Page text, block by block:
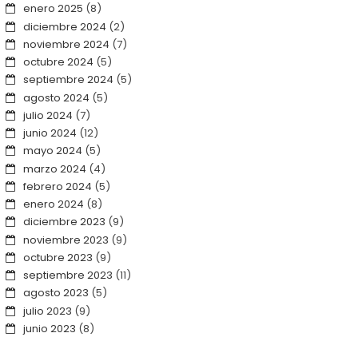
enero 2025 (8)
diciembre 2024 (2)
noviembre 2024 (7)
octubre 2024 (5)
septiembre 2024 (5)
agosto 2024 (5)
julio 2024 (7)
junio 2024 (12)
mayo 2024 (5)
marzo 2024 (4)
febrero 2024 (5)
enero 2024 (8)
diciembre 2023 (9)
noviembre 2023 (9)
octubre 2023 (9)
septiembre 2023 (11)
agosto 2023 (5)
julio 2023 (9)
junio 2023 (8)